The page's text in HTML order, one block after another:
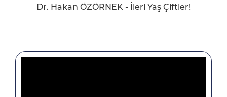
Dr. Hakan ÖZÖRNEK - İleri Yaş Çiftler!